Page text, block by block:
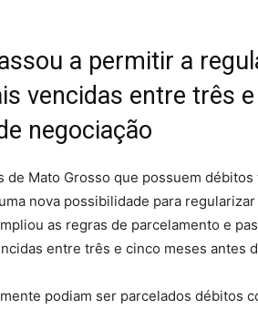
a permitir a
vencidas entre três
negociação
de Mato Grosso que possuem
nova possibilidade para
as regras de parcelamento e
entre três e cinco meses antes
podiam ser parcelados débitos